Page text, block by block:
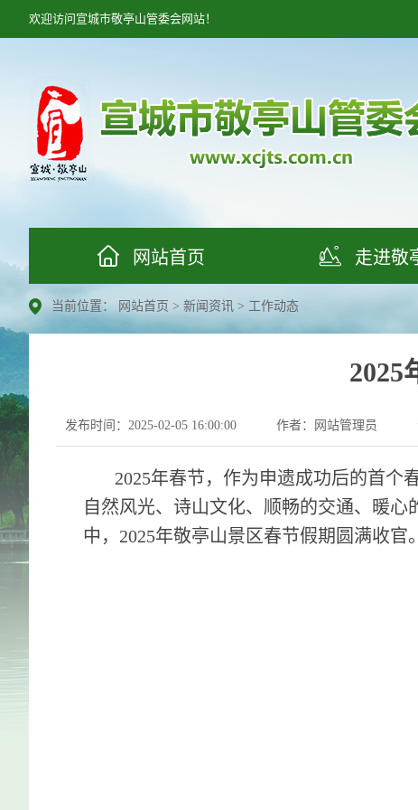
欢迎访问宣城市敬亭山管委会网站！
 网站首页  走进敬
当前位置： 网站首页 > 新闻资讯 > 工作动态
2025
发布时间：2025-02-05 16:00:00 作者：网站管理员
2025年春节，作为申遗成功后的首个
自然风光、诗山文化、顺畅的交通、暖
中，2025年敬亭山景区春节假期圆满收官